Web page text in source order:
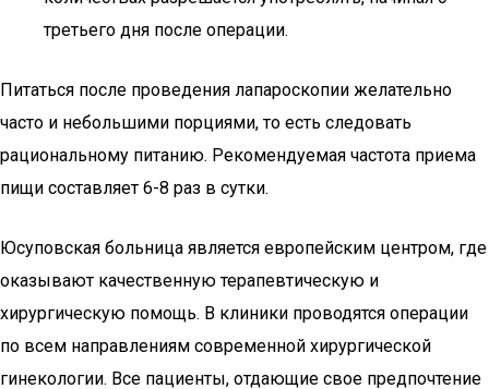
третьего дня после операции.
Питаться после проведения лапароскопии желательно
часто и небольшими порциями, то есть следовать
рациональному питанию. Рекомендуемая частота приема
пищи составляет 6-8 раз в сутки.
Юсуповская больница является европейским центром, где
оказывают качественную терапевтическую и
хирургическую помощь. В клиники проводятся операции
по всем направлениям современной хирургической
гинекологии. Все пациенты, отдающие свое предпочтение